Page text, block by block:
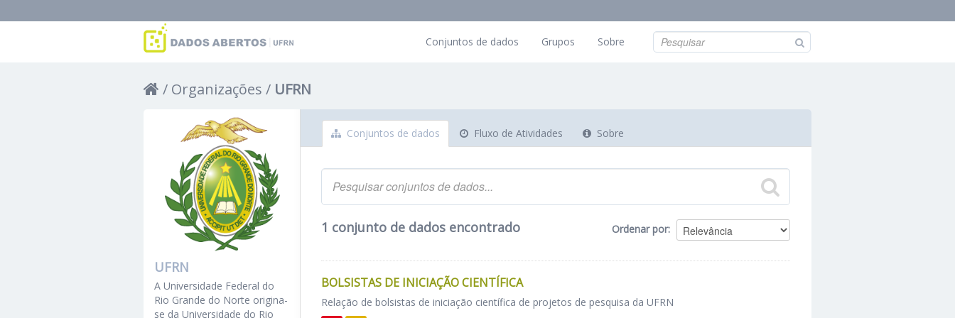
Conjuntos de dados Grupos Sobre
Organizações UFRN
Conjuntos de dados Fluxo de Atividades Sobre
Ordenar por
1 conjunto de dados encontrado
BOLSISTAS DE INICIAÇÃO CIENTÍFICA
Relação de bolsistas de iniciação científica de projetos de pesquisa da UFRN
UFRN
A Universidade Federal do
Rio Grande do Norte origina-
se da Universidade do Rio